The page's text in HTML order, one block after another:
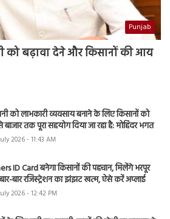
Punjab
को बढ़ावा देने और किसानों की आय
को लाभकारी व्यवसाय बनाने के लिए किसानों को
तक पूरा सहयोग दिया जा रहा है: मोहिंदर भगत
2026 - 11:43 AM
ID Card बनेगा किसानों की पहचान, मिलेंगे भरपूर
बार रजिस्ट्रेशन का झंझट खत्म, ऐसे करें अप्लाई
2026 - 12:42 PM